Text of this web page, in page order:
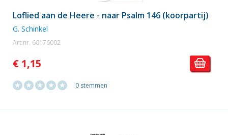
Loflied aan de Heere - naar Psalm 146 (koorpartij)
G. Schinkel
Art.nr. 60176002
€ 1,15
0 stemmen